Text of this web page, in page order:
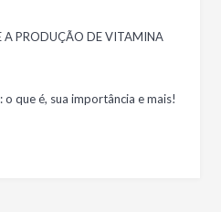
A PRODUÇÃO DE VITAMINA
que é, sua importância e mais!